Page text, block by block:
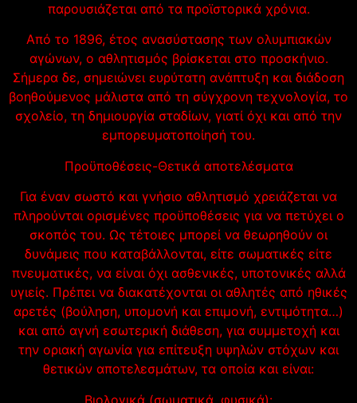
παρουσιάζεται από τα προϊστορικά χρόνια.
Από το 1896, έτος ανασύστασης των ολυμπιακών
αγώνων, ο αθλητισμός βρίσκεται στο προσκήνιο.
Σήμερα δε, σημειώνει ευρύτατη ανάπτυξη και διάδοση
βοηθούμενος μάλιστα από τη σύγχρονη τεχνολογία, το
σχολείο, τη δημιουργία σταδίων, γιατί όχι και από την
εμπορευματοποίησή του.
Προϋποθέσεις-Θετικά αποτελέσματα
Για έναν σωστό και γνήσιο αθλητισμό χρειάζεται να
πληρούνται ορισμένες προϋποθέσεις για να πετύχει ο
σκοπός του. Ως τέτοιες μπορεί να θεωρηθούν οι
δυνάμεις που καταβάλλονται, είτε σωματικές είτε
πνευματικές, να είναι όχι ασθενικές, υποτονικές αλλά
υγιείς. Πρέπει να διακατέχονται οι αθλητές από ηθικές
αρετές (βούληση, υπομονή και επιμονή, εντιμότητα…)
και από αγνή εσωτερική διάθεση, για συμμετοχή και
την οριακή αγωνία για επίτευξη υψηλών στόχων και
θετικών αποτελεσμάτων, τα οποία και είναι:
Βιολογικά (σωματικά, φυσικά):